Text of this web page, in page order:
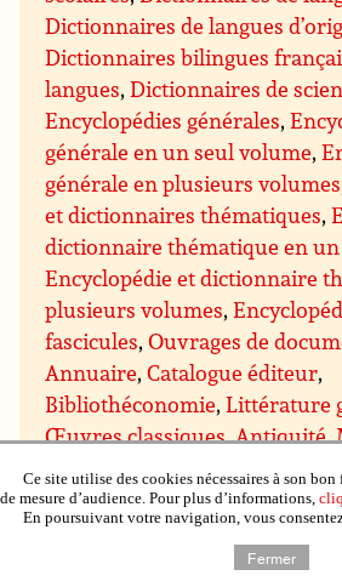
Dictionnaires de langues
Dictionnaires bilingues
langues,Dictionnaires de
Encyclopédies générales,
générale en un seul volume,
générale en plusieurs volumes
et dictionnaires thématiques,
dictionnaire thématique en
Encyclopédie et dictionnaire
plusieurs volumes,
fascicules,Ouvrages de
Annuaire,Catalogue éditeur,
Bibliothéconomie,Littérature
Œuvres classiques,Antiquité,
Moderne (avant 1799)
XXe
Romans,Romans
étrangers,Romans et
,Romans
Ce site utilise des cookies nécessaires à son
de mesure d’audience. Pour plus d’informations,
En poursuivant votre navigation, vous
Fermer